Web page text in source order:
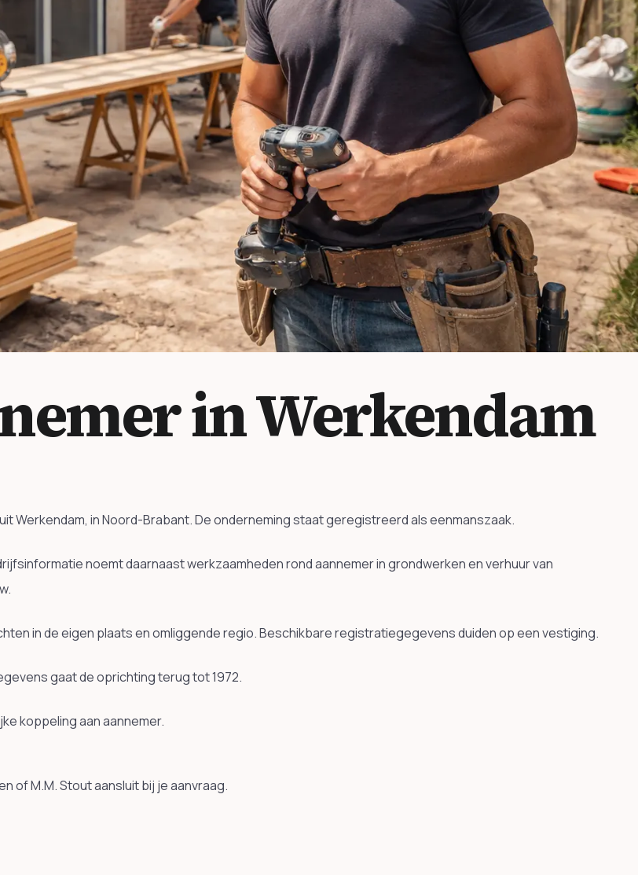
in Werkendam
Werkendam, in Noord-Brabant. De onderneming staat geregistreerd als eenmanszaak.
noemt daarnaast werkzaamheden rond aannemer in grondwerken en verhuur van
in de eigen plaats en omliggende regio. Beschikbare registratiegegevens duiden op een vestiging.
gaat de oprichting terug tot 1972.
koppeling aan aannemer.
of M.M. Stout aansluit bij je aanvraag.